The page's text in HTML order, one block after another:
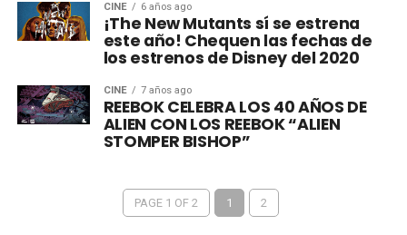
CINE 6 años ago
¡The New Mutants sí se estrena
este año! Chequen las fechas de
los estrenos de Disney del 2020
CINE 7 años ago
REEBOK CELEBRA LOS 40 AÑOS DE
ALIEN CON LOS REEBOK “ALIEN
STOMPER BISHOP”
PAGE 1 OF 2 1 2